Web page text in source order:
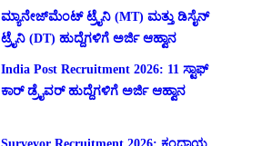
ಮ್ಯಾನೇಜ್‌ಮೆಂಟ್ ಟ್ರೈನಿ (MT) ಮತ್ತು ಡಿಸೈನ್
ಟ್ರೈನಿ (DT) ಹುದ್ದೆಗಳಿಗೆ ಅರ್ಜಿ ಆಹ್ವಾನ
India Post Recruitment 2026: 11 ಸ್ಟಾಫ್
ಕಾರ್ ಡ್ರೈವರ್ ಹುದ್ದೆಗಳಿಗೆ ಅರ್ಜಿ ಆಹ್ವಾನ